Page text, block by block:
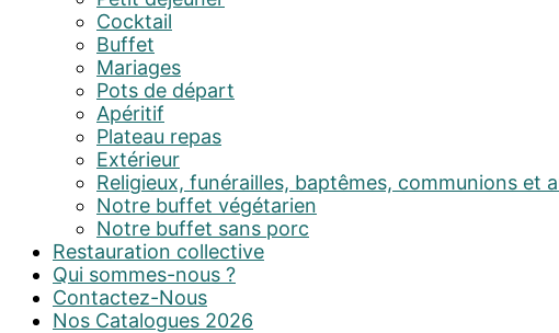
Cocktail
Buffet
Mariages
Pots de départ
Apéritif
Plateau repas
Extérieur
Religieux, funérailles, baptêmes, communions et
Notre buffet végétarien
Notre buffet sans porc
Restauration collective
Qui sommes-nous ?
Contactez-Nous
Nos Catalogues 2026